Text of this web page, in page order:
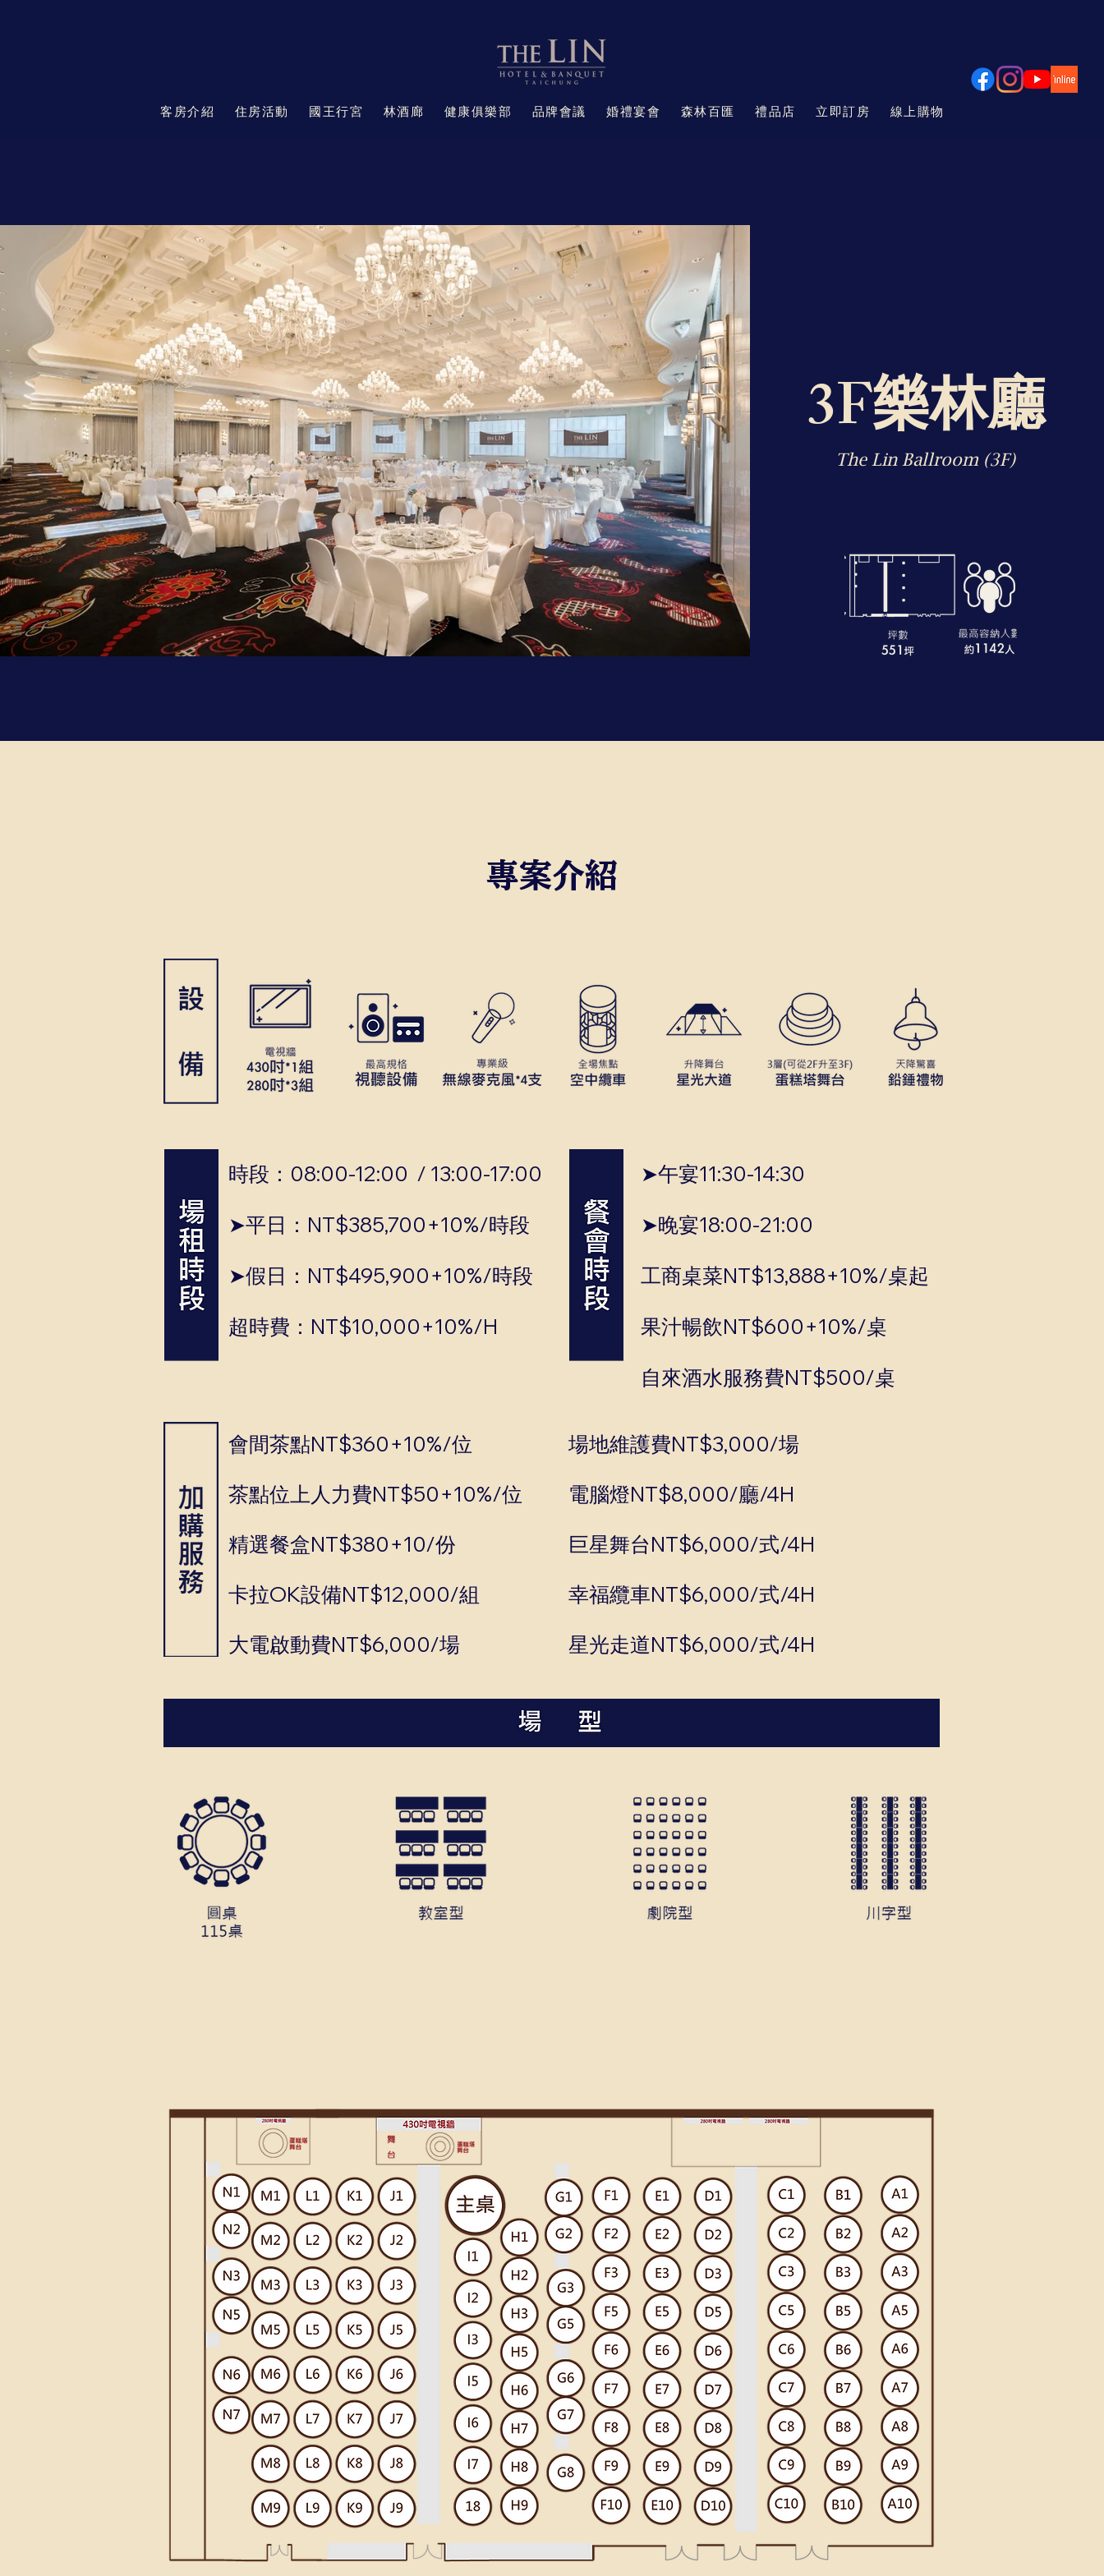
客房介紹 住房活動 國王行宮 林酒廊 健康俱樂部 品牌會議 婚禮宴會 森林百匯 禮品店 立即訂房 線上購物
3F樂林廳
The Lin Ballroom (3F)
​專案介紹
時段：08:00-12:00 / 13:00-17:00
➤平日：NT$385,700+10%/時段
➤假日：NT$495,900+10%/時段
超時費：NT$10,000+10%/H
➤午宴11:30-14:30
➤晚宴18:00-21:00
工商桌菜NT$13,888+10%/桌起
果汁暢飲NT$600+10%/桌
自來酒水服務費NT$500/桌
會間茶點NT$360+10%/位
茶點位上人力費NT$50+10%/位
精選餐盒NT$380+10/份
卡拉OK設備NT$12,000/組
大電啟動費NT$6,000/場
場地維護費NT$3,000/場
電腦燈NT$8,000/廳/4H
巨星舞台NT$6,000/式/4H
幸福纜車NT$6,000/式/4H
星光走道NT$6,000/式/4H